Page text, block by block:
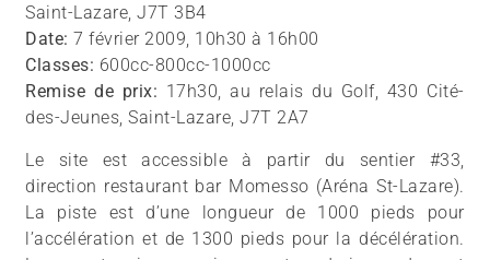
Saint-Lazare, J7T 3B4
Date: 7 février 2009, 10h30 à 16h00
Classes: 600cc-800cc-1000cc
Remise de prix: 17h30, au relais du Golf, 430 Cité-
des-Jeunes, Saint-Lazare, J7T 2A7
Le site est accessible à partir du sentier #33,
direction restaurant bar Momesso (Aréna St-Lazare).
La piste est d’une longueur de 1000 pieds pour
l’accélération et de 1300 pieds pour la décélération.